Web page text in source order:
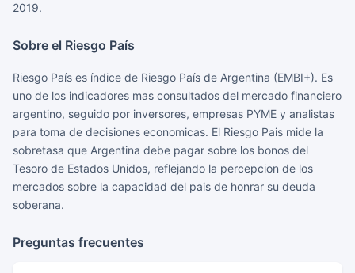
2019.
Sobre el Riesgo País
Riesgo País es índice de Riesgo País de Argentina (EMBI+). Es
uno de los indicadores mas consultados del mercado financiero
argentino, seguido por inversores, empresas PYME y analistas
para toma de decisiones economicas. El Riesgo Pais mide la
sobretasa que Argentina debe pagar sobre los bonos del
Tesoro de Estados Unidos, reflejando la percepcion de los
mercados sobre la capacidad del pais de honrar su deuda
soberana.
Preguntas frecuentes